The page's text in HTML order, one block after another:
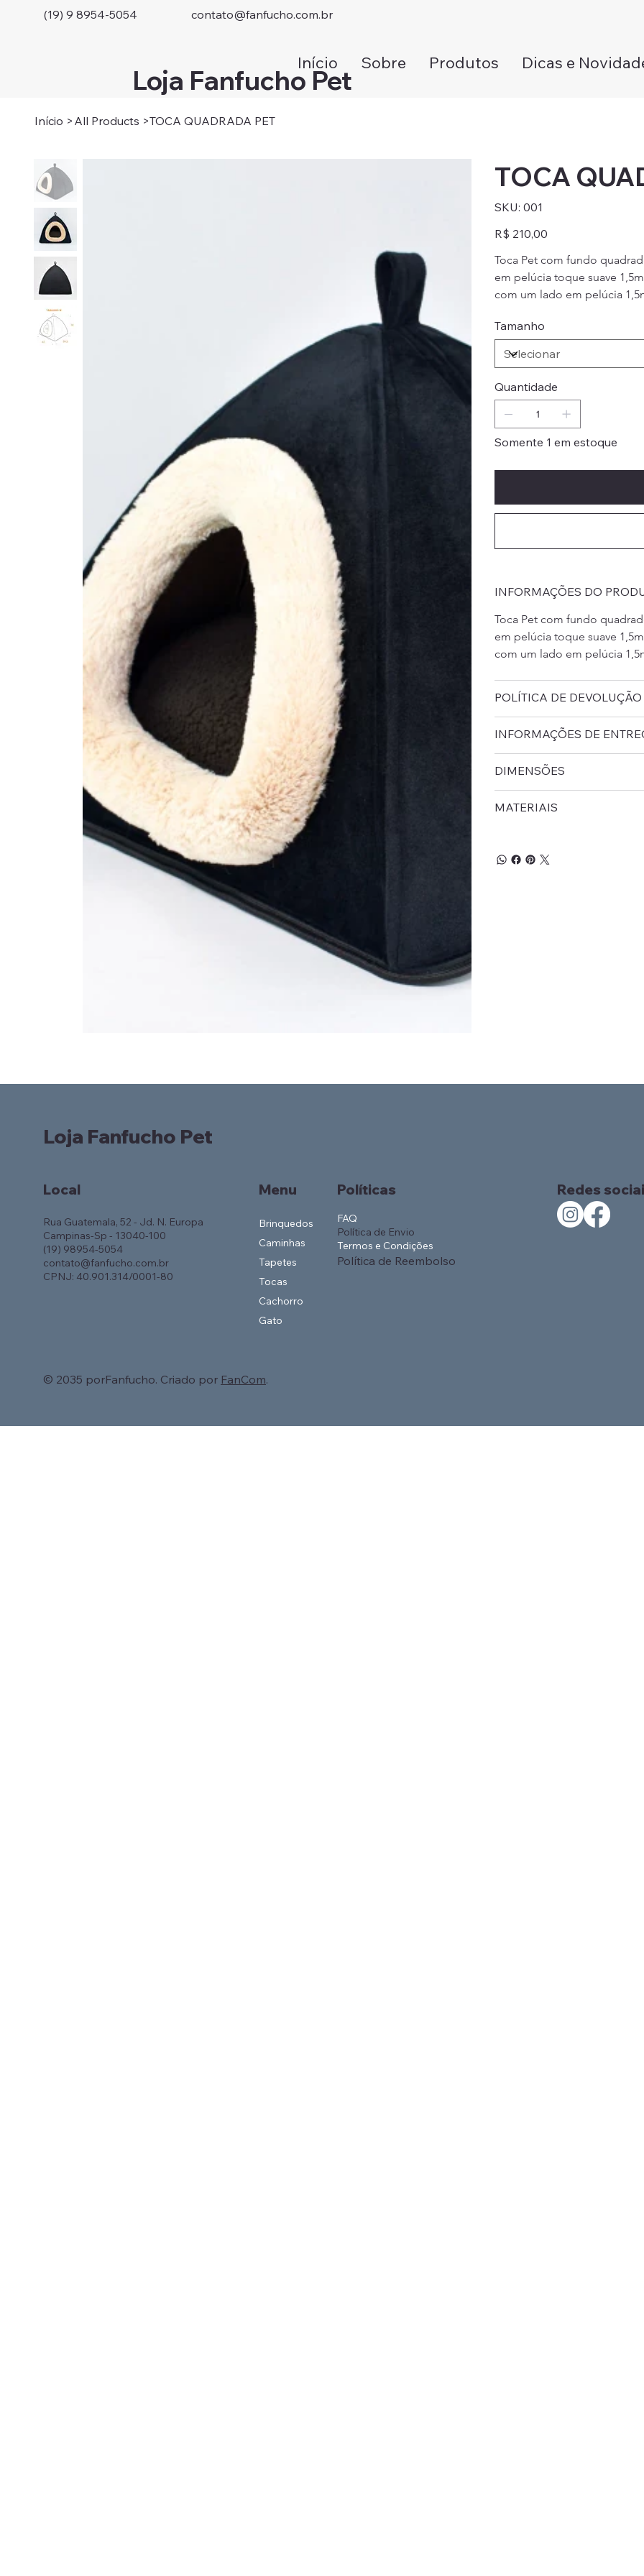
(19) 9 8954-5054 contato@fanfucho.com.br
Loja Fanfucho Pet
Início Sobre Produtos Dicas e
Início > All Products >TOCA QUADRADA PET
TOCA
SKU: SKU
001
001
Preço
R$ 210,00
Toca Pet com fundo
em pelúcia toque suave
com um lado em pelúcia
Tamanho
Quantidade
Somente 1 em estoque
INFORMAÇÕES DO
Toca Pet com fundo
em pelúcia toque suave
com um lado em pelúcia
POLÍTICA DE
INFORMAÇÕES DE
DIMENSÕES
MATERIAIS
Loja Fanfucho Pet
Local
Rua Guatemala, 52 - Jd. N. Europa
Campinas-Sp - 13040-100
(19) 98954-5054
contato@fanfucho.com.br
CPNJ: 40.901.314/0001-80
Menu
Brinquedos
Caminhas
Tapetes
Tocas
Cachorro
Gato
Políticas
FAQ
Política de Envio
Termos e Condições
Política de Reembolso
Redes
© 2035 porFanfucho. Criado por FanCom.